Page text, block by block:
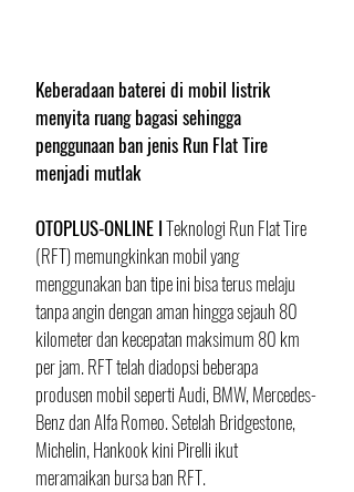
Keberadaan baterei di mobil listrik
menyita ruang bagasi sehingga
penggunaan ban jenis Run Flat Tire
menjadi mutlak
OTOPLUS-ONLINE I Teknologi Run Flat Tire
(RFT) memungkinkan mobil yang
menggunakan ban tipe ini bisa terus melaju
tanpa angin dengan aman hingga sejauh 80
kilometer dan kecepatan maksimum 80 km
per jam. RFT telah diadopsi beberapa
produsen mobil seperti Audi, BMW, Mercedes-
Benz dan Alfa Romeo. Setelah Bridgestone,
Michelin, Hankook kini Pirelli ikut
meramaikan bursa ban RFT.